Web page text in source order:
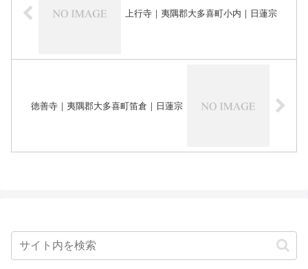
上行寺｜夷隅郡大多喜町小内｜日蓮宗
徳善寺｜夷隅郡大多喜町笛倉｜日蓮宗